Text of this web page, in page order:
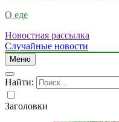
О еде
Новостная рассылка
Случайные новости
Меню
Найти:
Заголовки